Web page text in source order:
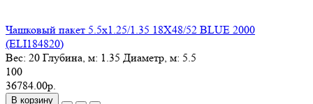
Чашковый пакет 5.5х1.25/1.35 18X48/52 BLUE 2000
(ELI184820)
Вес: 20 Глубина, м: 1.35 Диаметр, м: 5.5
100
36784.00р.
В корзину